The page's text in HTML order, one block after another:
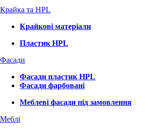
Крайка та HPL
Крайкові матеріали
Пластик HPL
Фасади
Фасади пластик HPL
Фасади фарбовані
Меблеві фасади під замовлення
Меблі